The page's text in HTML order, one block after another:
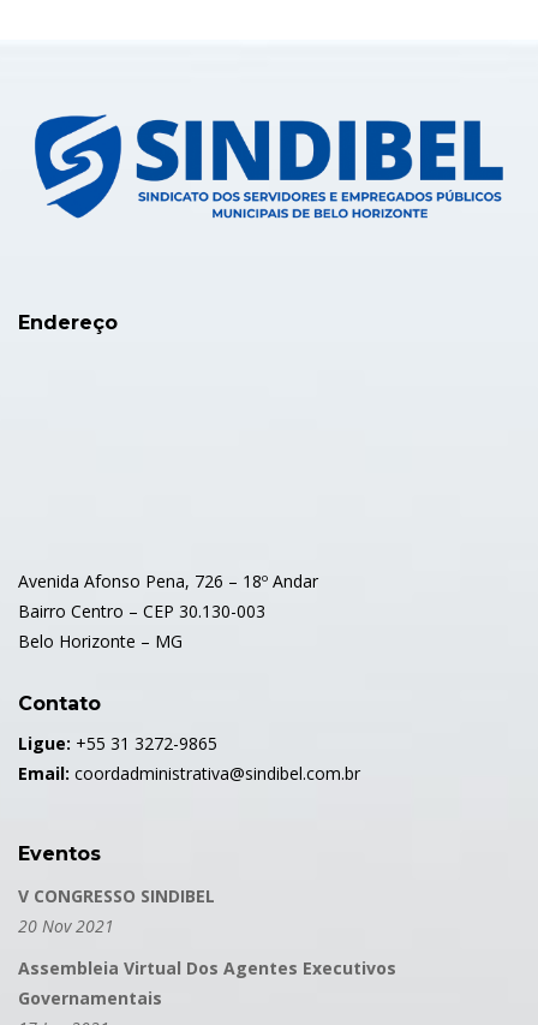
Endereço
Avenida Afonso Pena, 726 – 18º Andar
Bairro Centro – CEP 30.130-003
Belo Horizonte – MG
Contato
Ligue: +55 31 3272-9865
Email: coordadministrativa@sindibel.com.br
Eventos
V CONGRESSO SINDIBEL
20 Nov 2021
Assembleia Virtual Dos Agentes Executivos
Governamentais